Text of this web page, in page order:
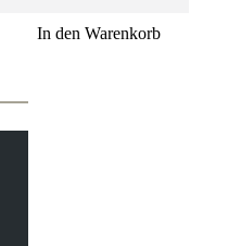
In den Warenkorb